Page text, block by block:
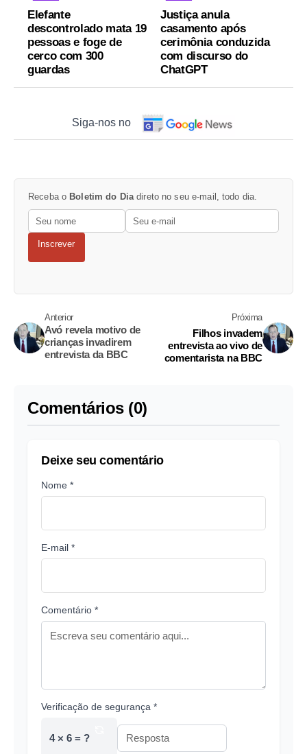
Elefante
descontrolado mata 19
pessoas e foge de
cerco com 300
guardas
Justiça anula
casamento após
cerimônia conduzida
com discurso do
ChatGPT
Siga-nos no
Receba o Boletim do Dia direto no seu e-mail, todo dia.
Inscrever
Anterior
Avó revela motivo de
crianças invadirem
entrevista da BBC
Próxima
Filhos invadem
entrevista ao vivo de
comentarista na BBC
Comentários (0)
Deixe seu comentário
Nome *
E-mail *
Comentário *
Verificação de segurança *
4 × 6 = ?